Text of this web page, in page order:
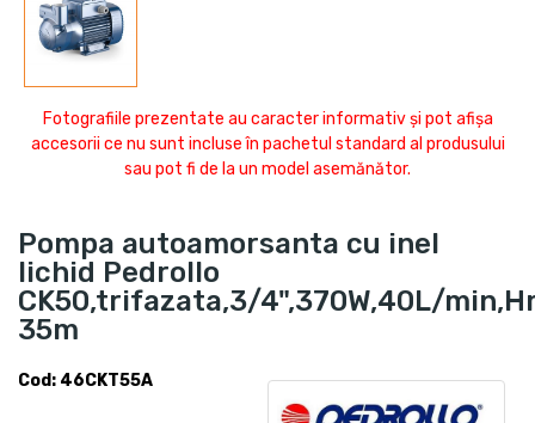
Fotografiile prezentate au caracter informativ și pot afișa
accesorii ce nu sunt incluse în pachetul standard al produsului
sau pot fi de la un model asemănător.
Pompa autoamorsanta cu inel
lichid Pedrollo
CK50,trifazata,3/4",370W,40L/
35m
Cod: 46CKT55A